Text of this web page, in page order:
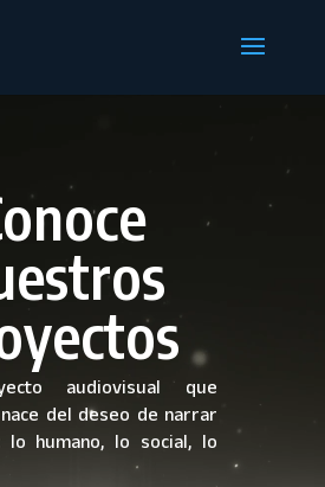
audiovisual que
del deseo de narrar
lo humano, lo social, lo